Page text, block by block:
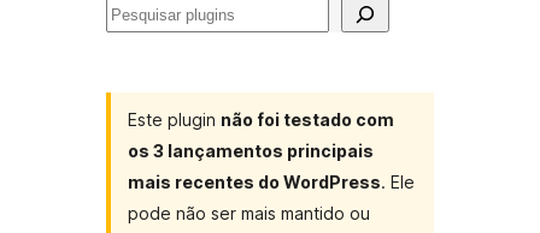
Pesquisar
Este plugin não foi testado com
os 3 lançamentos principais
mais recentes do WordPress. Ele
pode não ser mais mantido ou